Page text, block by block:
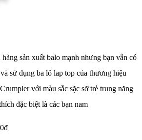
sản xuất balo mạnh nhưng bạn vẫn có
sử dụng ba lô lap top của thương hiệu
với màu sắc sặc sỡ trẻ trung năng
đặc biệt là các bạn nam